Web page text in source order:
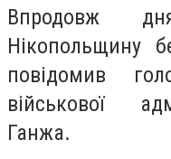
Впродовж
Нікопольщину
повідомив
військової
Ганжа.